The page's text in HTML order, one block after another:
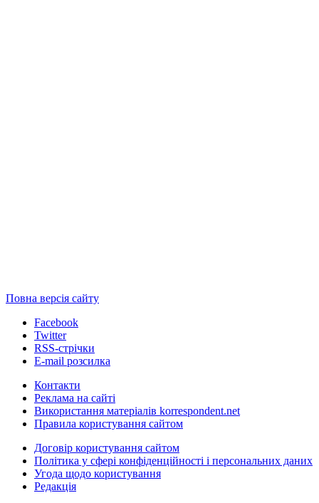
Повна версія сайту
Facebook
Twitter
RSS-стрічки
E-mail розсилка
Контакти
Реклама на сайті
Використання матеріалів korrespondent.net
Правила користування сайтом
Договір користування сайтом
Політика у сфері конфіденційності і персональних даних
Угода щодо користування
Редакція